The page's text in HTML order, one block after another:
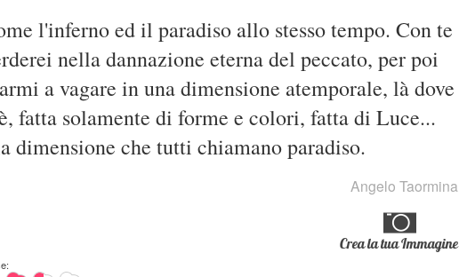
l'inferno ed il paradiso allo stesso tempo. Con te
nella dannazione eterna del peccato, per poi
a vagare in una dimensione atemporale, là dove
fatta solamente di forme e colori, fatta di Luce...
dimensione che tutti chiamano paradiso.
Angelo Taormina
Crea la tua Immagine